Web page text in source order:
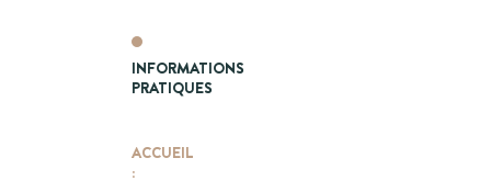
INFORMATIONS
PRATIQUES
ACCUEIL
: